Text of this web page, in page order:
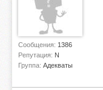
Сообщения: 1386
Репутация: N
Группа: Адекваты